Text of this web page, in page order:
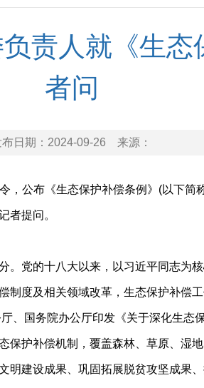
责人就《生
者问
日期： 2024-09-26 来源：
公布《生态保护补偿条例》(以下简
者提问。
党的十八大以来，以习近平同志为
制度及相关领域改革，生态保护补偿
、国务院办公厅印发《关于深化生态
护补偿机制，覆盖森林、草原、湿
建设成果、巩固拓展脱贫攻坚成果